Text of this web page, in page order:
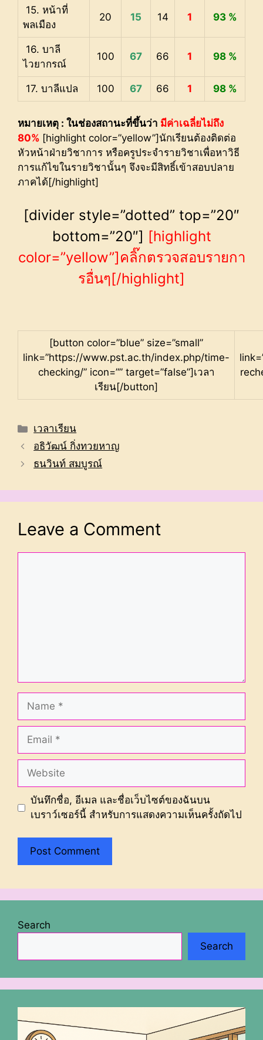
15. หน้าที่
พลเมือง
20 15 14 1 93 %
16. บาลี
ไวยากรณ์
100 67 66 1 98 %
17. บาลีแปล 100 67 66 1 98 %
หมายเหตุ : ในช่องสถานะที่ขึ้นว่า มีค่าเฉลี่ยไม่ถึง
80% [highlight color=”yellow”]นักเรียนต้องติดต่อ
หัวหน้าฝ่ายวิชาการ หรือครูประจำรายวิชาเพื่อหาวิธี
การแก้ไขในรายวิชานั้นๆ จึงจะมีสิทธิ์เข้าสอบปลาย
ภาคได้[/highlight]
[divider style=”dotted” top=”20″
bottom=”20″] [highlight
color=”yellow”]คลิ๊กตรวจสอบรายกา
รอื่นๆ[/highlight]
[button color=”blue” size=”small”
link=”https://www.pst.ac.th/index.php/time-
checking/” icon=”” target=”false”]เวลา
เรียน[/button]
Categories
เวลาเรียน
อธิวัฒน์ กิ่งทวยหาญ
ธนวินท์ สมบูรณ์
Leave a Comment
Name
Email
Website
บันทึกชื่อ, อีเมล และชื่อเว็บไซต์ของฉันบน
เบราว์เซอร์นี้ สำหรับการแสดงความเห็นครั้งถัดไป
Search
Search